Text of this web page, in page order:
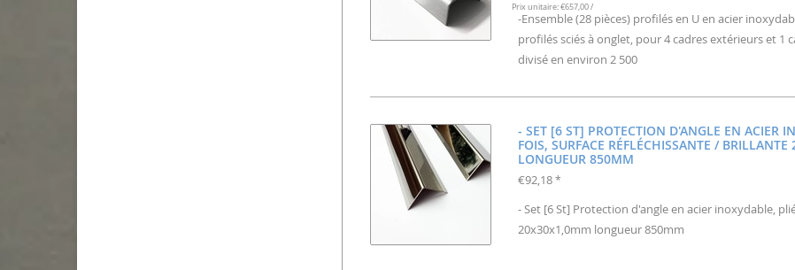
Prix unitaire: €657,00 /
-Ensemble (28 pièces) profilés en U en acier
profilés sciés à onglet, pour 4 cadres extérieurs et 1
divisé en environ 2 500
- SET [6 ST] PROTECTION D'ANGLE EN ACIER
FOIS, SURFACE RÉFLÉCHISSANTE /
LONGUEUR 850MM
€92,18 *
- Set [6 St] Protection d'angle en acier inoxydable,
20x30x1,0mm longueur 850mm